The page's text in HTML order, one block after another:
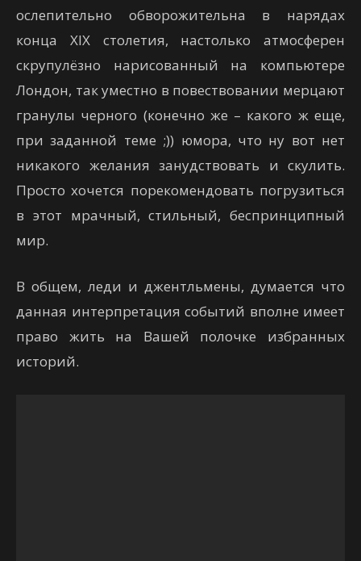
ослепительно обворожительна в нарядах
конца XIX столетия, настолько атмосферен
скрупулёзно нарисованный на компьютере
Лондон, так уместно в повествовании мерцают
гранулы черного (конечно же – какого ж еще,
при заданной теме ;)) юмора, что ну вот нет
никакого желания занудствовать и скулить.
Просто хочется порекомендовать погрузиться
в этот мрачный, стильный, беспринципный
мир.
В общем, леди и джентльмены, думается что
данная интерпретация событий вполне имеет
право жить на Вашей полочке избранных
историй.